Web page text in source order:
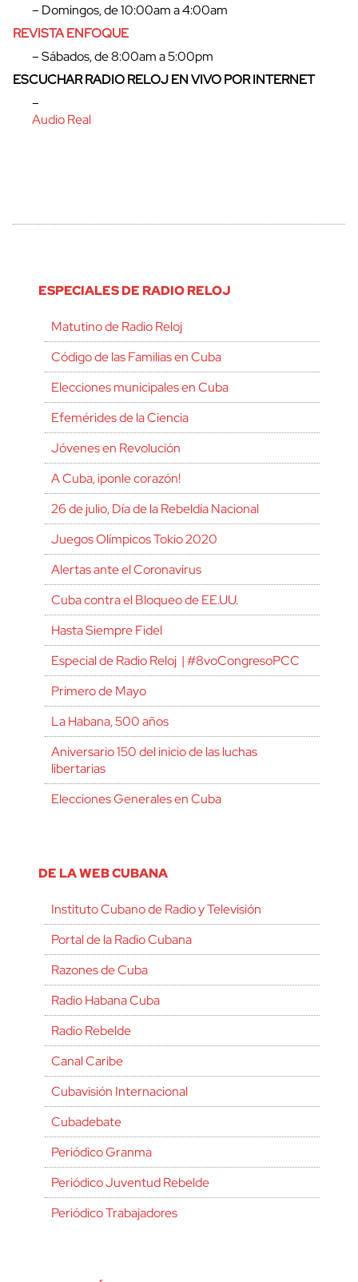
cerrar
– Domingos, de 10:00am a 4:00am
REVISTA ENFOQUE
– Sábados, de 8:00am a 5:00pm
ESCUCHAR RADIO RELOJ EN VIVO POR INTERNET
–
Audio Real
ESPECIALES DE RADIO RELOJ
Matutino de Radio Reloj
Código de las Familias en Cuba
Elecciones municipales en Cuba
Efemérides de la Ciencia
Jóvenes en Revolución
A Cuba, ¡ponle corazón!
26 de julio, Día de la Rebeldía Nacional
Juegos Olímpicos Tokio 2020
Alertas ante el Coronavirus
Cuba contra el Bloqueo de EE.UU.
Hasta Siempre Fidel
Especial de Radio Reloj | #8voCongresoPCC
Primero de Mayo
La Habana, 500 años
Aniversario 150 del inicio de las luchas
libertarias
Elecciones Generales en Cuba
DE LA WEB CUBANA
Instituto Cubano de Radio y Televisión
Portal de la Radio Cubana
Razones de Cuba
Radio Habana Cuba
Radio Rebelde
Canal Caribe
Cubavisión Internacional
Cubadebate
Periódico Granma
Periódico Juventud Rebelde
Periódico Trabajadores